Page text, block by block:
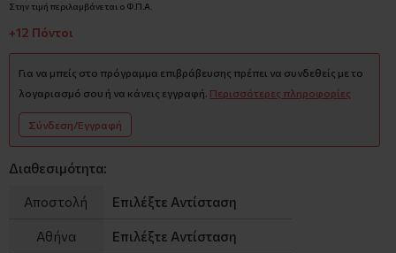
Στην τιμή περιλαμβάνεται ο Φ.Π.Α.
+12 Πόντοι
Για να μπείς στο πρόγραμμα επιβράβευσης πρέπει να συνδεθείς με το
λογαριασμό σου ή να κάνεις εγγραφή. Περισσότερες πληροφορίες
Σύνδεση/Εγγραφή
Διαθεσιμότητα:
Αποστολή Επιλέξτε Αντίσταση
Αθήνα Επιλέξτε Αντίσταση